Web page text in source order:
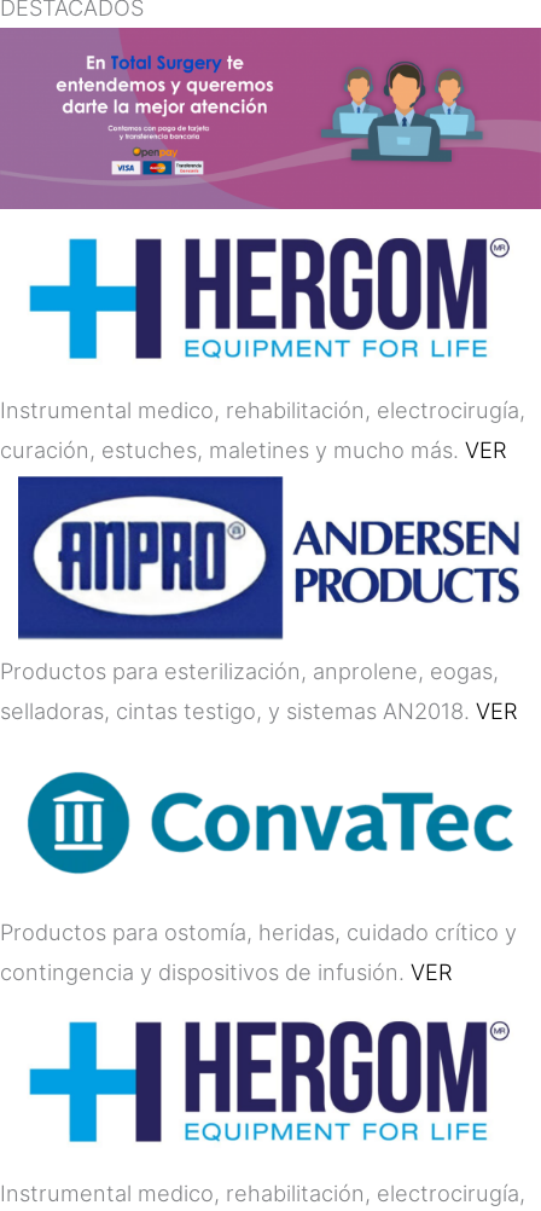
DESTACADOS
Instrumental medico, rehabilitación, electrocirugía,
curación, estuches, maletines y mucho más. VER
Productos para esterilización, anprolene, eogas,
selladoras, cintas testigo, y sistemas AN2018. VER
Productos para ostomía, heridas, cuidado crítico y
contingencia y dispositivos de infusión. VER
Instrumental medico, rehabilitación, electrocirugía,